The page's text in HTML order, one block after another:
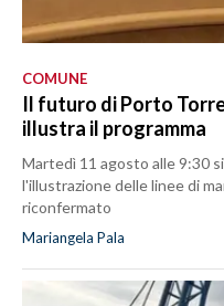
COMUNE
Il futuro di Porto
illustra il programma
Martedì 11 agosto alle 9:30
l'illustrazione delle linee di
riconfermato
Mariangela Pala